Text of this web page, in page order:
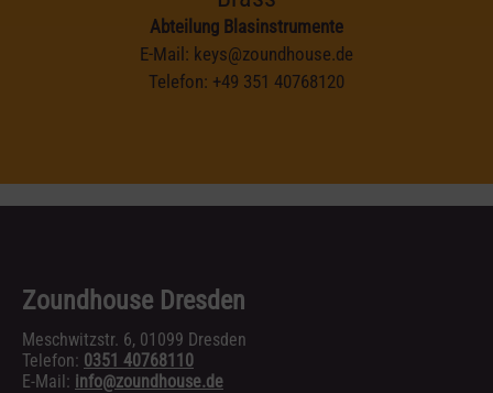
Abteilung Blasinstrumente
E-Mail: keys@zoundhouse.de
Telefon: +49 351 40768120
Zoundhouse Dresden
Meschwitzstr. 6, 01099 Dresden
Telefon: 0351 40768110
E-Mail: info@zoundhouse.de